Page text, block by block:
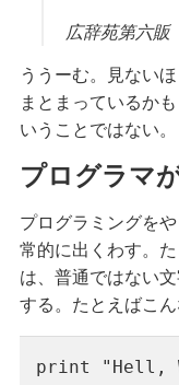
広辞苑第六販
ううーむ。見ない
まとまっているか
いうことではない。
プログラマ
プログラミングを
常的に出くわす。
は、普通ではない
する。たとえばこん
print "Hell,